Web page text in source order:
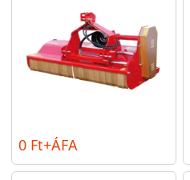
0 Ft+ÁFA